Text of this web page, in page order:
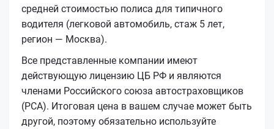
средней стоимостью полиса для типичного
водителя (легковой автомобиль, стаж 5 лет,
регион — Москва).
Все представленные компании имеют
действующую лицензию ЦБ РФ и являются
членами Российского союза автостраховщиков
(РСА). Итоговая цена в вашем случае может быть
другой, поэтому обязательно используйте